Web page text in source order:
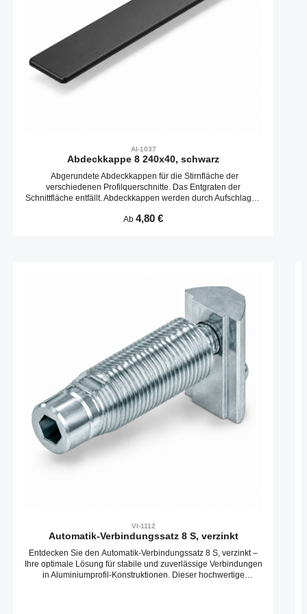
AI-1037
Abdeckkappe 8 240x40, schwarz
Abgerundete Abdeckkappen für die Stirnfläche der
verschiedenen Profilquerschnitte. Das Entgraten der
Schnittfläche entfällt. Abdeckkappen werden durch Aufschlagen
Regulärer Preis:
Ab 4,80 €
VI-1112
Automatik-Verbindungssatz 8 S, verzinkt
Entdecken Sie den Automatik-Verbindungssatz 8 S, verzinkt –
Ihre optimale Lösung für stabile und zuverlässige Verbindungen
in Aluminiumprofil-Konstruktionen. Dieser hochwertige